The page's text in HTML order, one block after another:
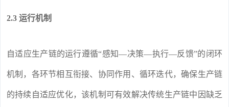
2.3 运行机制
自适应生产链的运行遵循“感知—决策—执行—反馈”的闭环
机制，各环节相互衔接、协同作用、循环迭代，确保生产链
的持续自适应优化，该机制可有效解决传统生产链中因缺乏